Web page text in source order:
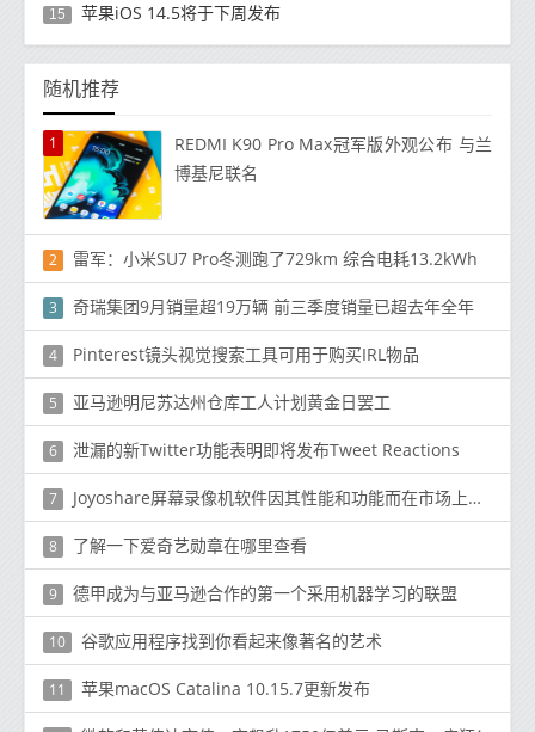
15 苹果iOS 14.5将于下周发布
随机推荐
1
REDMI K90 Pro Max冠军版外观公布 与兰
博基尼联名
2 雷军：小米SU7 Pro冬测跑了729km 综合电耗13.2kWh
3 奇瑞集团9月销量超19万辆 前三季度销量已超去年全年
4 Pinterest镜头视觉搜索工具可用于购买IRL物品
5 亚马逊明尼苏达州仓库工人计划黄金日罢工
6 泄漏的新Twitter功能表明即将发布Tweet Reactions
7 Joyoshare屏幕录像机软件因其性能和功能而在市场上广受欢迎
8 了解一下爱奇艺勋章在哪里查看
9 德甲成为与亚马逊合作的第一个采用机器学习的联盟
10 谷歌应用程序找到你看起来像著名的艺术
11 苹果macOS Catalina 10.15.7更新发布